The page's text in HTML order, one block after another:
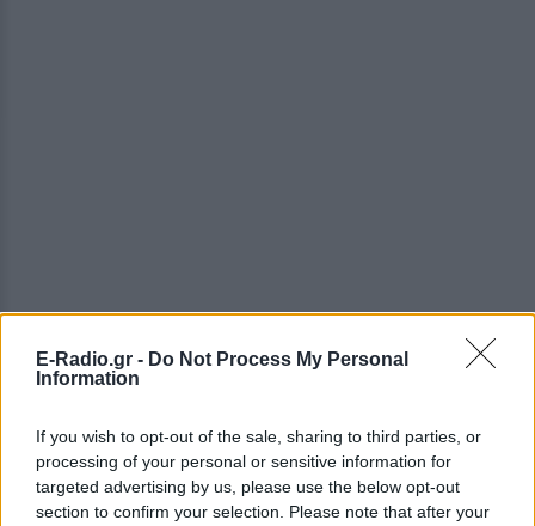
E-Radio.gr - Do Not Process My Personal
Information
If you wish to opt-out of the sale, sharing to third parties, or
processing of your personal or sensitive information for
targeted advertising by us, please use the below opt-out
section to confirm your selection. Please note that after your
ΔΕΙΤΕ ΕΠΙΣΗΣ
ΣΤΗΝ ΙΔΙΑ ΚΑΤΗΓΟΡΙΑ